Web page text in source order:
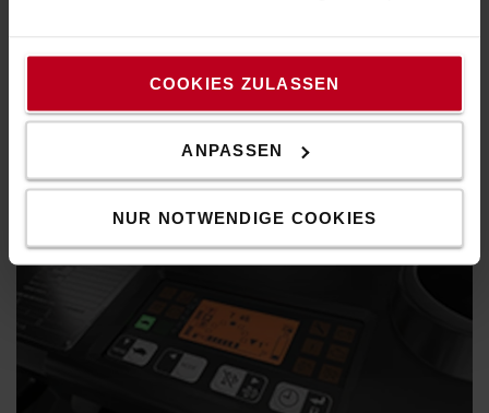
COOKIES ZULASSEN
ANPASSEN
NUR NOTWENDIGE COOKIES
Das Freisicht-Hubgerüst und das Fahrerschutzdach bieten
Arbeitsumfeld.